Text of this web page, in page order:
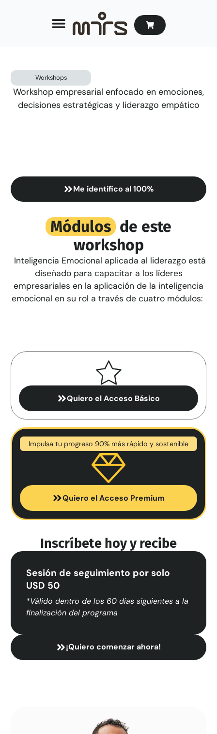
Workshops
Workshop empresarial enfocado en emociones,
decisiones estratégicas y liderazgo empático
Me identifico al 100%
Módulos de este
workshop
Inteligencia Emocional aplicada al liderazgo está
diseñado para capacitar a los líderes
empresariales en la aplicación de la inteligencia
emocional en su rol a través de cuatro módulos:
Quiero el Acceso Básico
Impulsa tu progreso 90% más rápido y sostenible
Quiero el Acceso Premium
Inscríbete hoy y recibe
Sesión de seguimiento por solo
USD 50
*Válido dentro de los 60 días siguientes a la
finalización del programa
¡Quiero comenzar ahora!